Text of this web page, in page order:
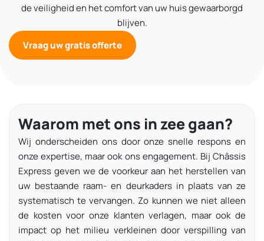
de veiligheid en het comfort van uw huis gewaarborgd
blijven.
Vraag uw gratis offerte
Waarom met ons in zee gaan?
Wij onderscheiden ons door onze snelle respons en
onze expertise, maar ook ons engagement. Bij Châssis
Express geven we de voorkeur aan het herstellen van
uw bestaande raam- en deurkaders in plaats van ze
systematisch te vervangen. Zo kunnen we niet alleen
de kosten voor onze klanten verlagen, maar ook de
impact op het milieu verkleinen door verspilling van